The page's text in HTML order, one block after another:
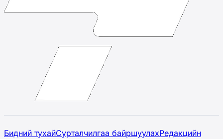
Бидний тухайСурталчилгаа байршуулахРедакцийн